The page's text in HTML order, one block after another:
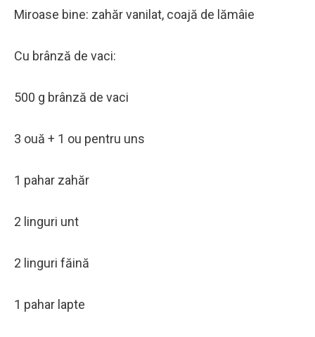
Miroase bine: zahăr vanilat, coajă de lămâie
Cu brânză de vaci:
500 g brânză de vaci
3 ouă + 1 ou pentru uns
1 pahar zahăr
2 linguri unt
2 linguri făină
1 pahar lapte